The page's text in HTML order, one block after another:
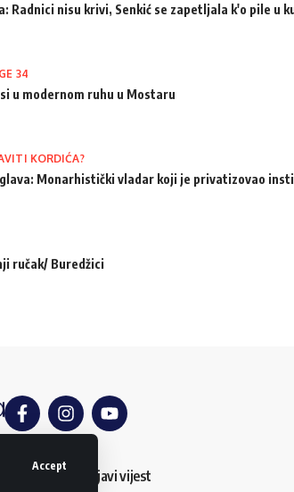
Accept
Radnici nisu krivi, Senkić se zapetljala k'o pile u
34
u modernom ruhu u Mostaru
KORDIĆA?
Monarhistički vladar koji je privatizovao
ručak/ Buredžici
Kontakt Dojavi vijest